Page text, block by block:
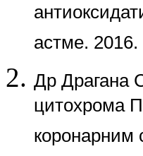
астме. 2016.
Др Драгана
цитохрома